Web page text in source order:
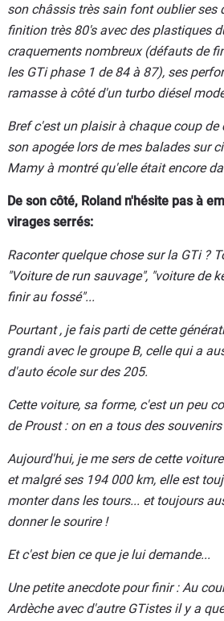
son châssis très sain font oublier ses
finition très 80's avec des plastiques
craquements nombreux (défauts de
les GTi phase 1 de 84 à 87), ses
ramasse à côté d'un turbo diésel
Bref c'est un plaisir à chaque coup
son apogée lors de mes balades sur
Mamy à montré qu'elle était encore
De son côté, Roland n'hésite pas à
virages serrés:
Raconter quelque chose sur la GTi ?
"Voiture de run sauvage", "voiture de
finir au fossé"...
Pourtant , je fais parti de cette
grandi avec le groupe B, celle qui a
d'auto école sur des 205.
Cette voiture, sa forme, c'est un peu
de Proust : on en a tous des souvenirs
Aujourd'hui, je me sers de cette
et malgré ses 194 000 km, elle est
monter dans les tours... et toujours
donner le sourire !
Et c'est bien ce que je lui demande...
Une petite anecdote pour finir : Au
Ardèche avec d'autre GTistes il y a